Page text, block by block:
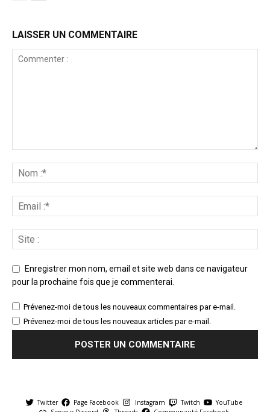
LAISSER UN COMMENTAIRE
Enregistrer mon nom, email et site web dans ce navigateur
pour la prochaine fois que je commenterai.
Prévenez-moi de tous les nouveaux commentaires par e-mail.
Prévenez-moi de tous les nouveaux articles par e-mail.
Twitter Page Facebook Instagram Twitch
YouTube